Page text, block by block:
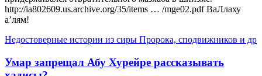
http://ia802609.us.archive.org/35/items … /mge02.pdf ВаЛлаху
а’лям!
Недостоверные истории из сиры Пророка, сподвижников и др
Умар запрещал Абу Хурейре рассказывать